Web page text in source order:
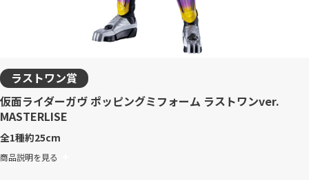
ラストワン賞
仮面ライダーガヴ ポッピングミフォーム ラストワンver.
MASTERLISE
全1種約25cm
商品説明を見る